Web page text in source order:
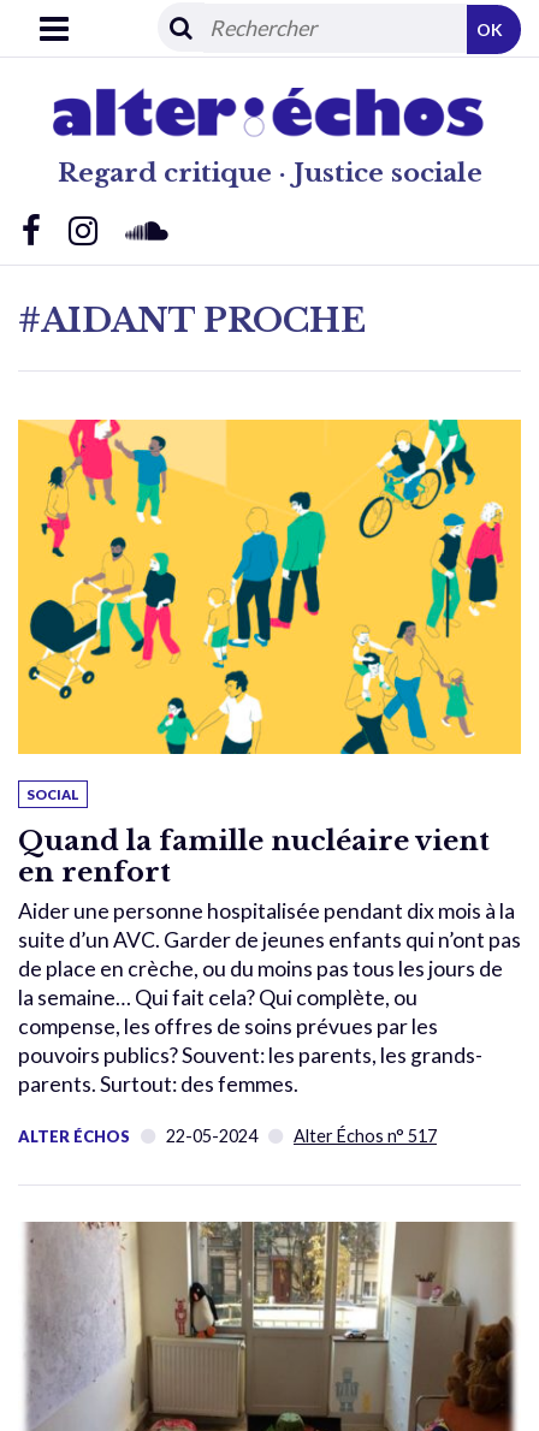
Regard critique · Justice sociale
OK
#AIDANT PROCHE
SOCIAL
Quand la famille nucléaire vient
en renfort
Aider une personne hospitalisée pendant dix mois à la
suite d’un AVC. Garder de jeunes enfants qui n’ont pas
de place en crèche, ou du moins pas tous les jours de
la semaine… Qui fait cela? Qui complète, ou
compense, les offres de soins prévues par les
pouvoirs publics? Souvent: les parents, les grands-
parents. Surtout: des femmes.
ALTER ÉCHOS 22-05-2024 Alter Échos n° 517